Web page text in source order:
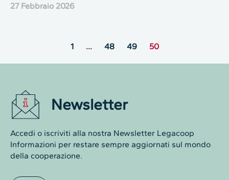
27 Febbraio 2026
1 … 48 49 50
Newsletter
Accedi o iscriviti alla nostra Newsletter Legacoop
Informazioni per restare sempre aggiornati sul mondo
della cooperazione.